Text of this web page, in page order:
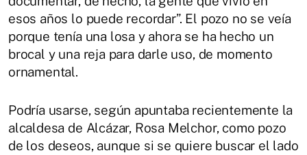
esos años lo puede recordar”. El pozo no se veía
porque tenía una losa y ahora se ha hecho un
brocal y una reja para darle uso, de momento
ornamental.
Podría usarse, según apuntaba recientemente la
alcaldesa de Alcázar, Rosa Melchor, como pozo
de los deseos, aunque si se quiere buscar el lado